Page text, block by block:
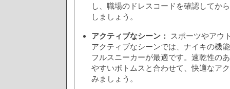
し、職場のドレスコードを確認してか
しましょう。
アクティブなシーン：
スポーツやアウ
アクティブなシーンでは、ナイキの機
フルスニーカーが最適です。速乾性の
やすいボトムスと合わせて、快適なア
みましょう。